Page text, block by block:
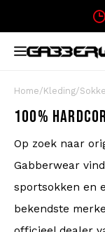
Trainingspakken
T-Shirts
Korte Broeken
Festival Essentials
Heuptassen
Vlaggen
Nederlands
Deutsch
English
Home/Kleding/
100%
Op zoek naar
Gabberwear
sportsokken en
bekendste